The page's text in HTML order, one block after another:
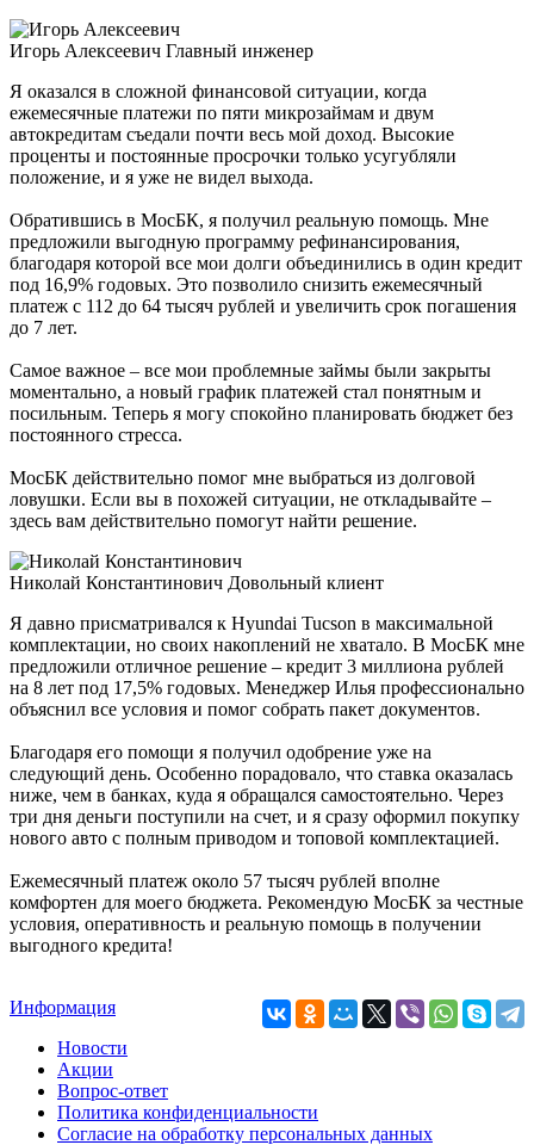
Игорь Алексеевич Главный инженер
Я оказался в сложной финансовой ситуации, когда
ежемесячные платежи по пяти микрозаймам и двум
автокредитам съедали почти весь мой доход. Высокие
проценты и постоянные просрочки только усугубляли
положение, и я уже не видел выхода.
Обратившись в МосБК, я получил реальную помощь. Мне
предложили выгодную программу рефинансирования,
благодаря которой все мои долги объединились в один кредит
под 16,9% годовых. Это позволило снизить ежемесячный
платеж с 112 до 64 тысяч рублей и увеличить срок погашения
до 7 лет.
Самое важное – все мои проблемные займы были закрыты
моментально, а новый график платежей стал понятным и
посильным. Теперь я могу спокойно планировать бюджет без
постоянного стресса.
МосБК действительно помог мне выбраться из долговой
ловушки. Если вы в похожей ситуации, не откладывайте –
здесь вам действительно помогут найти решение.
Николай Константинович Довольный клиент
Я давно присматривался к Hyundai Tucson в максимальной
комплектации, но своих накоплений не хватало. В МосБК мне
предложили отличное решение – кредит 3 миллиона рублей
на 8 лет под 17,5% годовых. Менеджер Илья профессионально
объяснил все условия и помог собрать пакет документов.
Благодаря его помощи я получил одобрение уже на
следующий день. Особенно порадовало, что ставка оказалась
ниже, чем в банках, куда я обращался самостоятельно. Через
три дня деньги поступили на счет, и я сразу оформил покупку
нового авто с полным приводом и топовой комплектацией.
Ежемесячный платеж около 57 тысяч рублей вполне
комфортен для моего бюджета. Рекомендую МосБК за честные
условия, оперативность и реальную помощь в получении
выгодного кредита!
Информация
Новости
Акции
Вопрос-ответ
Политика конфиденциальности
Согласие на обработку персональных данных